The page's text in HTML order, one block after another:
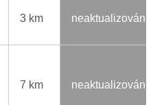
3 km neaktualizováno
7 km neaktualizováno